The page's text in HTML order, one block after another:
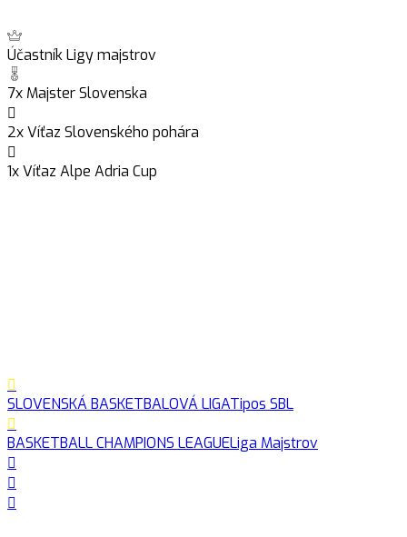
Účastník Ligy majstrov
7x Majster Slovenska
2x Víťaz Slovenského pohára
1x Víťaz Alpe Adria Cup
SLOVENSKÁ BASKETBALOVÁ LIGATipos SBL
BASKETBALL CHAMPIONS LEAGUELiga Majstrov